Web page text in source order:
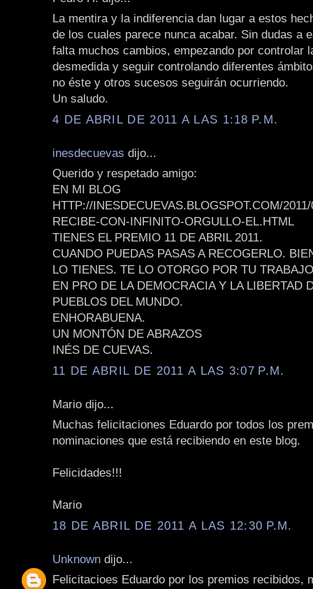
La mentira y la indiferencia dan lugar a estos
de los cuales parece nunca acabar. Sin dudas a
falta muchos cambios, empezando por controlar
desmedida y seguir controlando diferentes
no éste y otros sucesos seguirán ocurriendo.
Un saludo.
4 DE ABRIL DE 2011 A LAS 1:18 P.M.
inesdecuevas dijo...
Querido y respetado amigo:
EN MI BLOG
HTTP://INESDECUEVAS.BLOGSPOT.COM/
RECIBE-CON-INFINITO-ORGULLO-EL.HTML
TIENES EL PREMIO 11 DE ABRIL 2011.
CUANDO PUEDAS PASAS A RECOGERLO.
LO TIENES. TE LO OTORGO POR TU
EN PRO DE LA DEMOCRACIA Y LA LIBERTAD
PUEBLOS DEL MUNDO.
ENHORABUENA.
UN MONTÓN DE ABRAZOS
INÉS DE CUEVAS.
11 DE ABRIL DE 2011 A LAS 3:07 P.M.
Mario dijo...
Muchas felicitaciones Eduardo por todos los
nominaciones que está recibiendo en este blog.
Felicidades!!!
Mario
18 DE ABRIL DE 2011 A LAS 12:30 P.M.
Unknown dijo...
Felicitacioes Eduardo por los premios recibidos,